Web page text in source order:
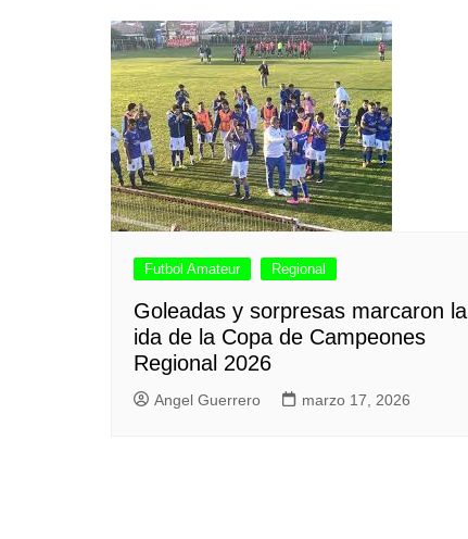
Futbol Amateur Regional
Goleadas y sorpresas marcaron la
ida de la Copa de Campeones
Regional 2026
Angel Guerrero marzo 17, 2026